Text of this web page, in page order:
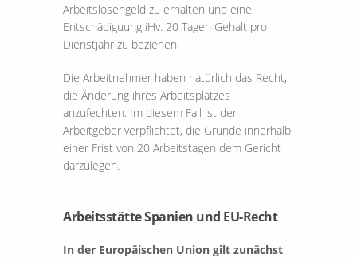
Arbeitslosengeld zu erhalten und eine
Entschädiguung iHv. 20 Tagen Gehalt pro
Dienstjahr zu beziehen.
Die Arbeitnehmer haben natürlich das Recht,
die Änderung ihres Arbeitsplatzes
anzufechten. Im diesem Fall ist der
Arbeitgeber verpflichtet, die Gründe innerhalb
einer Frist von 20 Arbeitstagen dem Gericht
darzulegen.
Arbeitsstätte Spanien und EU-Recht
In der Europäischen Union gilt zunächst